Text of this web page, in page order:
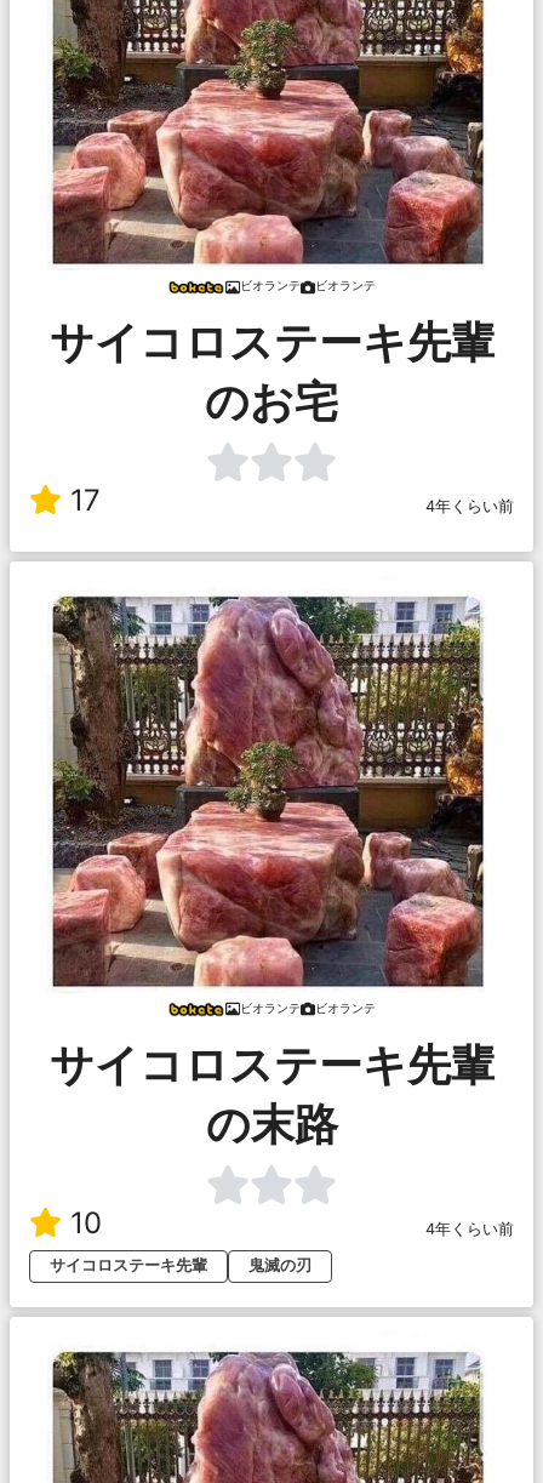
ビオランテ ビオランテ
サイコロステーキ先輩
のお宅
17 4年くらい前
ビオランテ ビオランテ
サイコロステーキ先輩
の末路
10
4年くらい前
サイコロステーキ先輩
鬼滅の刃